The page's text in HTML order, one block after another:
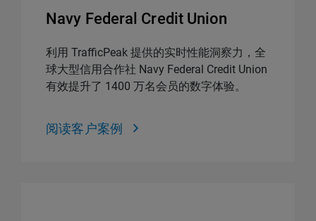
Navy Federal Credit Union
利用 TrafficPeak 提供的实时性能洞察力，全
球大型信用合作社 Navy Federal Credit Union
有效提升了 1400 万名会员的数字体验。
阅读客户案例